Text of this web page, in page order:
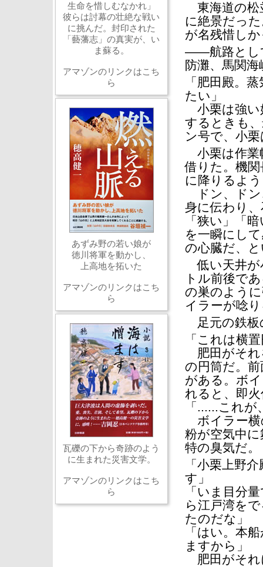
東海道の松
に絶景だっ
が名残惜し
――航路とし
防灘、馬関
「肥田殿。
たい」
小栗は強い
するときも
ン号で、小
小栗は作業
借りた。機
に降りるよ
ドン、ドン
身に伝わり
「狭い」「
を一瞬にし
の心臓だ、
低い天井が
トル前後で
の巣のよう
イラーが唸
足元の鉄板
「これは横
肥田がそれ
の円筒だ。
がある。ボ
れると、即
「......これ
ボイラー横
粉が空気中
特の臭気だ。
「小栗上野
す」
「いま目分
ら江戸湾を
たのだな」
「はい。本
ますから」
肥田がそれ
生命を惜しむなかれ」
彼らは討幕の壮絶な戦い
に挑んだ。封印された
「藝藩志」の真実が、い
ま蘇る。
アマゾンのリンクはこち
ら
あずみ野の若い娘が
徳川将軍を動かし、
上高地を拓いた
アマゾンのリンクはこち
ら
瓦礫の下から奇跡のよう
に生まれた災害文学。
アマゾンのリンクはこち
ら